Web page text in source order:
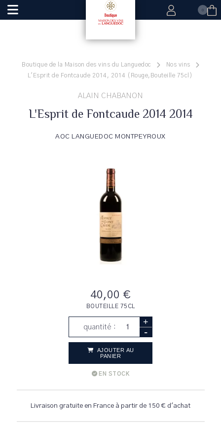
0
Boutique de la Maison des vins du Languedoc
Nos vins
L'Esprit de Fontcaude 2014, 2014 (Rouge,Bouteille 75cl)
ALAIN CHABANON
L'Esprit de Fontcaude 2014 2014
AOC LANGUEDOC MONTPEYROUX
40,00 €
BOUTEILLE 75CL
quantité : +
-
AJOUTER AU
PANIER
EN STOCK
Livraison gratuite en France à partir de 150 € d'achat